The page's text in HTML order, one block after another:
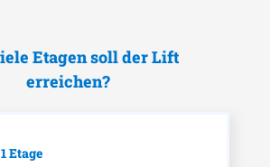
Etagen soll der Lift
erreichen?
1 Etage